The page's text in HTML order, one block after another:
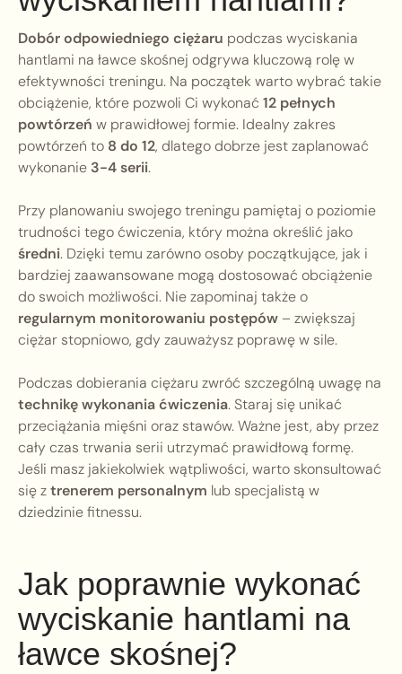
Dobór odpowiedniego ciężaru podczas wyciskania
hantlami na ławce skośnej odgrywa kluczową rolę w
efektywności treningu. Na początek warto wybrać takie
obciążenie, które pozwoli Ci wykonać 12 pełnych
powtórzeń w prawidłowej formie. Idealny zakres
powtórzeń to 8 do 12, dlatego dobrze jest zaplanować
wykonanie 3-4 serii.
Przy planowaniu swojego treningu pamiętaj o poziomie
trudności tego ćwiczenia, który można określić jako
średni. Dzięki temu zarówno osoby początkujące, jak i
bardziej zaawansowane mogą dostosować obciążenie
do swoich możliwości. Nie zapominaj także o
regularnym monitorowaniu postępów– zwiększaj
ciężar stopniowo, gdy zauważysz poprawę w sile.
Podczas dobierania ciężaru zwróć szczególną uwagę na
technikę wykonania ćwiczenia. Staraj się unikać
przeciążania mięśni oraz stawów. Ważne jest, aby przez
cały czas trwania serii utrzymać prawidłową formę.
Jeśli masz jakiekolwiek wątpliwości, warto skonsultować
się ztrenerem personalnym lub specjalistą w
dziedzinie fitnessu.
Jak poprawnie wykonać
wyciskanie hantlami na
ławce skośnej?